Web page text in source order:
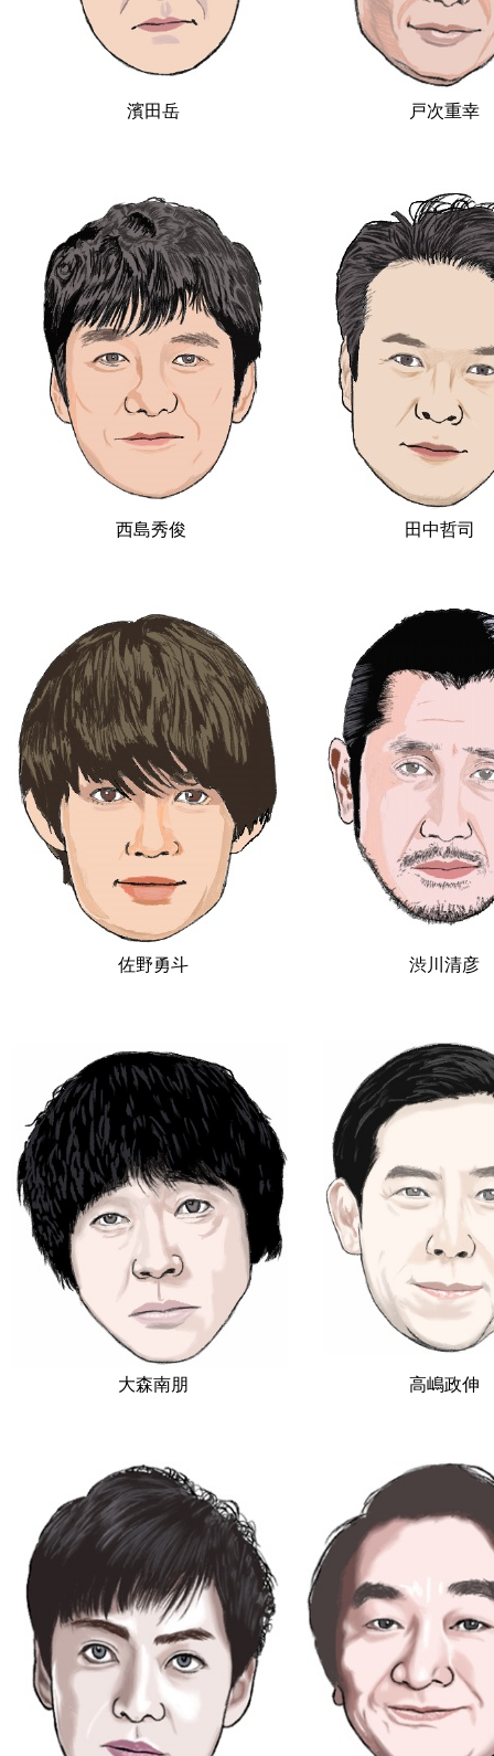
濱田岳 戸次重幸
西島秀俊 田中哲司
佐野勇斗 渋川清彦
大森南朋 高嶋政伸